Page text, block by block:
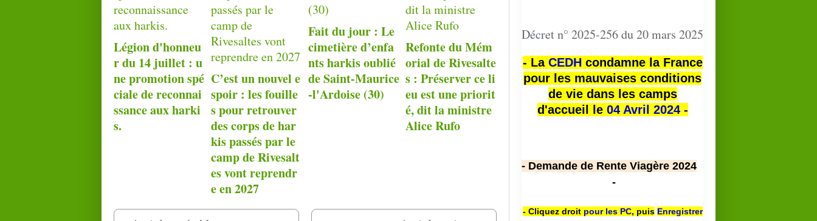
Légion d'honneu
r du 14 juillet : u
ne promotion spé
ciale de reconnai
ssance aux harki
s.
C’est un nouvel e
spoir : les fouille
s pour retrouver
des corps de har
kis passés par le
camp de Rivesalt
es vont reprendr
e en 2027
Fait du jour : Le
cimetière d’enfa
nts harkis oublié
de Saint-Maurice
-l'Ardoise (30)
Refonte du Mém
orial de Rivesalte
s : Préserver ce li
eu est une priorit
é, dit la ministre
Alice Rufo
Décret n° 2025-256 du 20 mars 2025
- La CEDHcondamne la France
pour les mauvaises conditions
de vie dans les camps
d'accueil le 04 Avril 2024 -
- Demande de Rente Viagère 2024
-
- Cliquez droit pour les PC, puis Enregistrer